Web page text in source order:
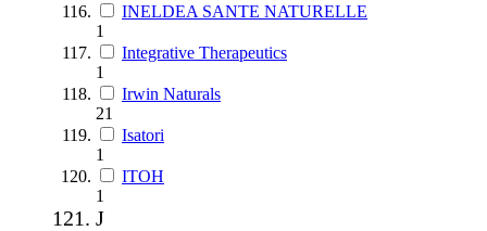
INELDEA SANTE NATURELLE
1
Integrative Therapeutics
1
Irwin Naturals
21
Isatori
1
ITOH
1
J